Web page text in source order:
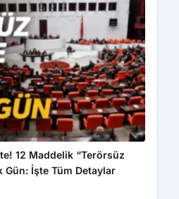
12 Maddelik “Terörsüz
Gün: İşte Tüm Detaylar